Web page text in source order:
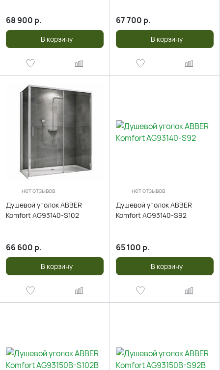
68 900 р.
В корзину
67 700 р.
В корзину
нет отзывов
Душевой уголок ABBER
Komfort AG93140-S102
66 600 р.
В корзину
нет отзывов
Душевой уголок ABBER
Komfort AG93140-S92
65 100 р.
В корзину